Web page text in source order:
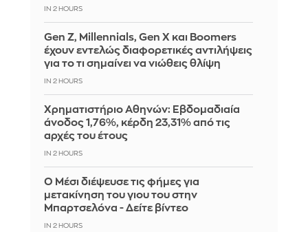
IN 2 HOURS
Gen Z, Millennials, Gen X και Boomers
έχουν εντελώς διαφορετικές αντιλήψεις
για το τι σημαίνει να νιώθεις θλίψη
IN 2 HOURS
Χρηματιστήριο Αθηνών: Εβδομαδιαία
άνοδος 1,76%, κέρδη 23,31% από τις
αρχές του έτους
IN 2 HOURS
Ο Μέσι διέψευσε τις φήμες για
μετακίνηση του γιου του στην
Μπαρτσελόνα - Δείτε βίντεο
IN 2 HOURS